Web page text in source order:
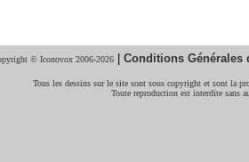
© Iconovox 2006-2026 | Conditions Générales
Tous les dessins sur le site sont sous copyright et sont la
Toute reproduction est interdite sans